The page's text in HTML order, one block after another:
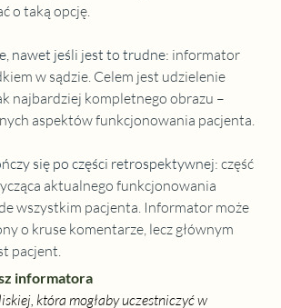
o taką opcję.
nawet jeśli jest to trudne: informator
w sądzie. Celem jest udzielenie
najbardziej kompletnego obrazu –
aspektów funkcjonowania pacjenta.
się po części retrospektywnej: część
aktualnego funkcjonowania
wszystkim pacjenta. Informator może
o kruse komentarze, lecz głównym
pacjent.
informatora
która mogłaby uczestniczyć w